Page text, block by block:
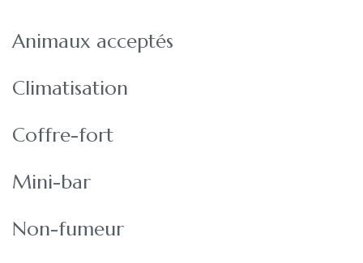
Animaux acceptés
Climatisation
Coffre-fort
Mini-bar
Non-fumeur